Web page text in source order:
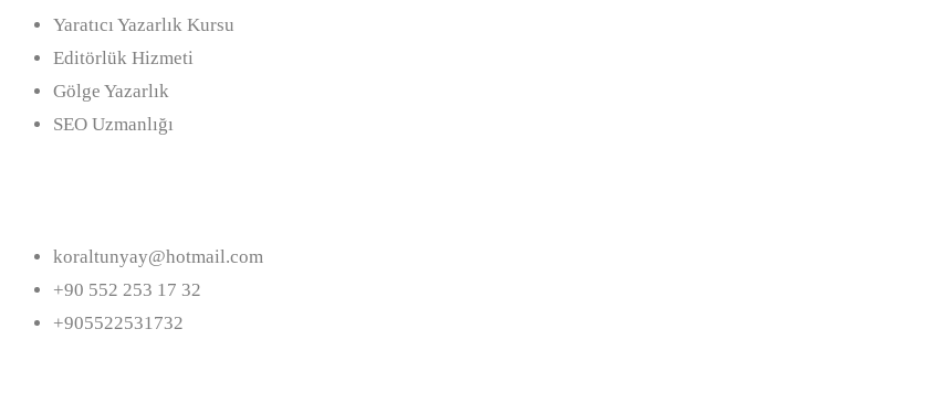
Yaratıcı Yazarlık Kursu
Editörlük Hizmeti
Gölge Yazarlık
SEO Uzmanlığı
koraltunyay@hotmail.com
+90 552 253 17 32
+905522531732